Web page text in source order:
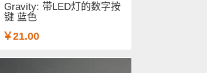
Gravity: 带LED灯的数字按
键 蓝色
￥21.00